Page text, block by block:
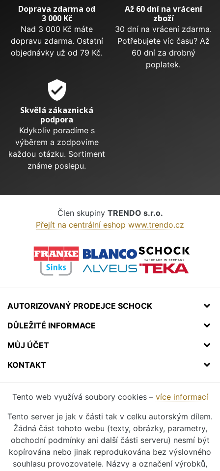
Doprava zdarma od
3 000 Kč
Nad 3 000 Kč máte
dopravu zdarma. Ostatní
objednávky už od 79 Kč.
Až 60 dní na vrácení
zboží
30 dní na vrácení zdarma.
Potřebujete víc času? Až
60 dní za drobný
poplatek.
verified_user
Skvělá zákaznická
podpora
Kdykoliv poradíme s
výběrem a zodpovíme
každou otázku. Sortiment
známe poslepu.
Člen skupiny TRENDO s.r.o.
Přejít na centrální eshop www.trendo.cz
AUTORIZOVANÝ PRODEJCE SCHOCK
DŮLEŽITÉ INFORMACE
MŮJ ÚČET
KONTAKT
Tento web využívá soubory cookies – více informací
Tento server je jak v části tak v celku autorským dílem.
Žádná část tohoto webu (texty, obrázky, parametry,
obchodní podmínky ani další části serveru) nesmí být
kopírována nebo jinak reprodukována bez výslovného
souhlasu provozovatele. Názvy a označení výrobků,